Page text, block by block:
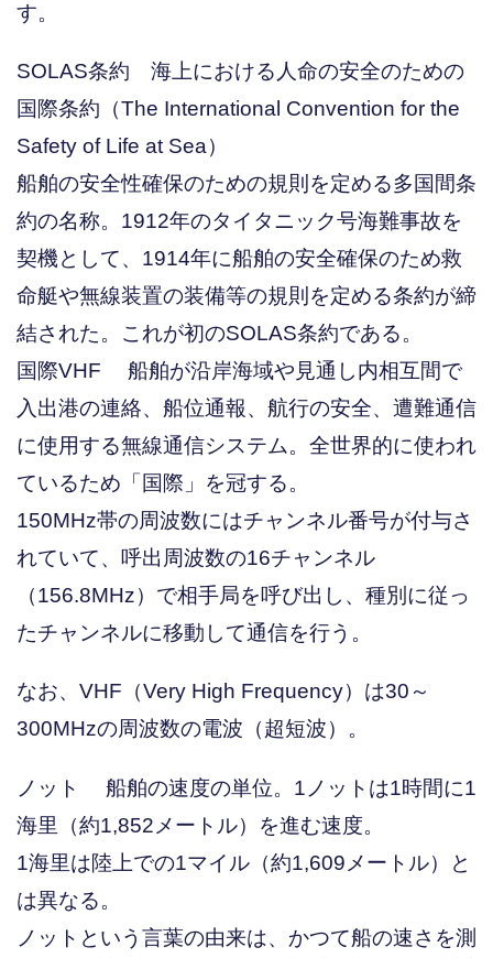
す。
SOLAS条約 海上における人命の安全のための
国際条約（The International Convention for the
Safety of Life at Sea）
船舶の安全性確保のための規則を定める多国間条
約の名称。1912年のタイタニック号海難事故を
契機として、1914年に船舶の安全確保のため救
命艇や無線装置の装備等の規則を定める条約が締
結された。これが初のSOLAS条約である。
国際VHF 船舶が沿岸海域や見通し内相互間で
入出港の連絡、船位通報、航行の安全、遭難通信
に使用する無線通信システム。全世界的に使われ
ているため「国際」を冠する。
150MHz帯の周波数にはチャンネル番号が付与さ
れていて、呼出周波数の16チャンネル
（156.8MHz）で相手局を呼び出し、種別に従っ
たチャンネルに移動して通信を行う。
なお、VHF（Very High Frequency）は30～
300MHzの周波数の電波（超短波）。
ノット 船舶の速度の単位。1ノットは1時間に1
海里（約1,852メートル）を進む速度。
1海里は陸上での1マイル（約1,609メートル）と
は異なる。
ノットという言葉の由来は、かつて船の速さを測